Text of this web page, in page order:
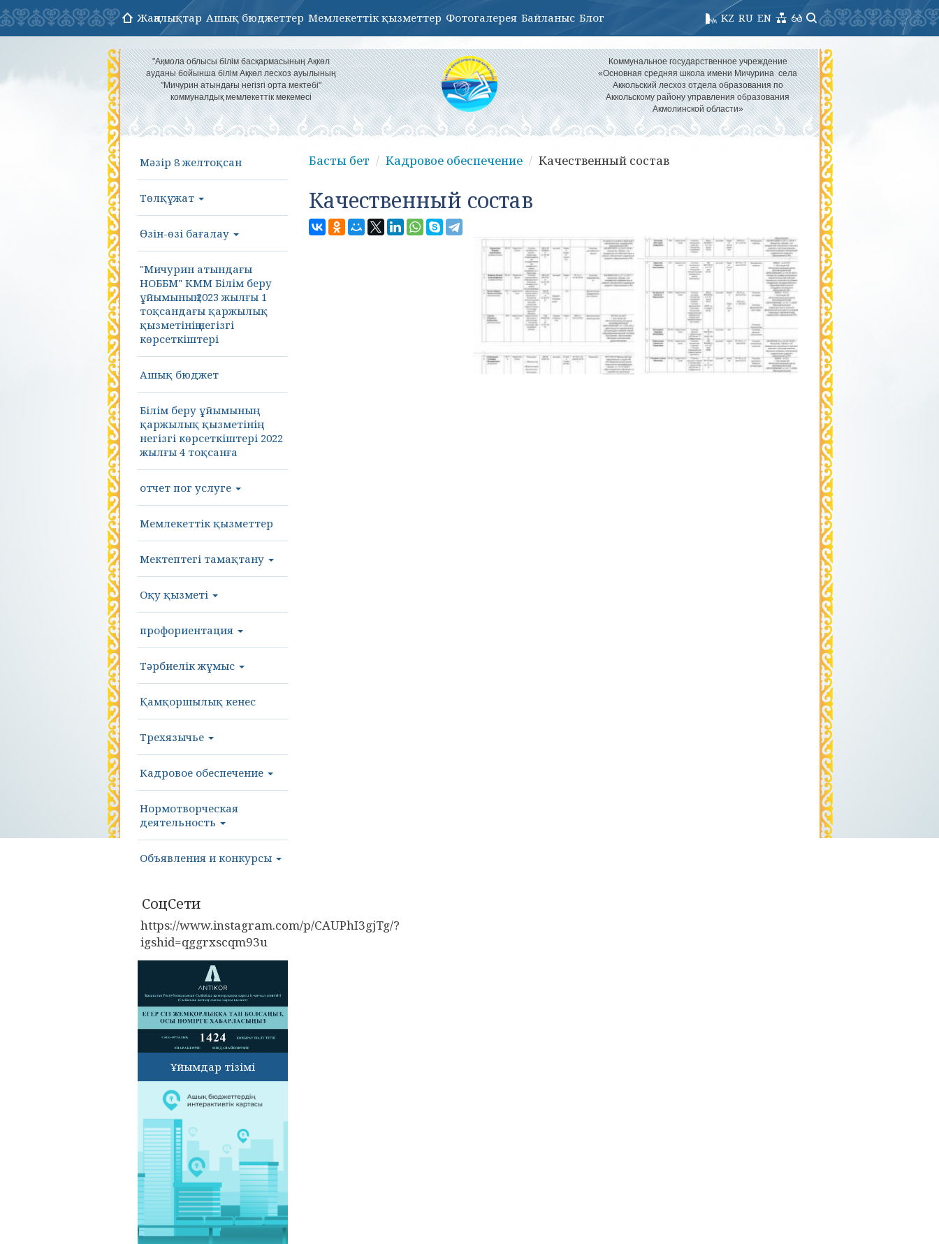
Жаңалықтар Ашық бюджеттер Мемлекеттік қызметтер Фотогалерея Байланыс Блог EN
RU
KZ
"Ақмола облысы білім басқармасының Ақкөл
ауданы бойынша білім Ақкөл лесхоз ауылының
"Мичурин атындағы негізгі орта мектебі"
коммуналдық мемлекеттік мекемесі
Коммунальное государственное учреждение
«Основная средняя школа имени Мичурина села
Аккольский лесхоз отдела образования по
Аккольскому району управления образования
Акмолинской области»
Мәзір 8 желтоқсан
Төлқұжат
Өзін-өзі бағалау
"Мичурин атындағы
НОББМ" КММ Білім беру
ұйымының 2023 жылғы 1
тоқсандағы қаржылық
қызметінің негізгі
көрсеткіштері
Ашық бюджет
Білім беру ұйымының
қаржылық қызметінің
негізгі көрсеткіштері 2022
жылғы 4 тоқсанға
отчет пог услуге
Мемлекеттік қызметтер
Мектептегі тамақтану
Оқу қызметі
профориентация
Тәрбиелік жұмыс
Қамқоршылық кенес
Трехязычье
Кадровое обеспечение
Нормотворческая
деятельность
Объявления и конкурсы
СоцСети
https://www.instagram.com/p/CAUPhI3gjTg/?
igshid=qggrxscqm93u
Ұйымдар тізімі
Басты бет Кадровое обеспечение Качественный состав
Качественный состав